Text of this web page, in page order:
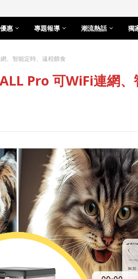
惠 專題報導 潮流熱話 獨
、智能定時、遠程餵食
Pro 可WiFi連網、